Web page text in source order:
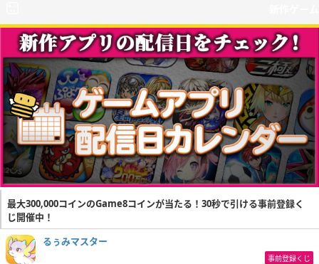
最大300,000コインのGame8コインが当たる！30秒で引ける事前登録く
じ開催中！
るぅみマスター
事前登録くじ